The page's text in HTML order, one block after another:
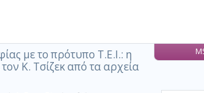
με το πρότυπο Τ.Ε.Ι.: η
Κ. Τσίζεκ από τα αρχεία